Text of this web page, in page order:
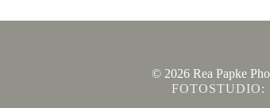
© 2026 Rea Papke
FOTOSTUDIO: